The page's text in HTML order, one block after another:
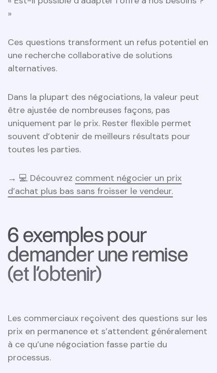
»
Ces questions transforment un refus potentiel en
une recherche collaborative de solutions
alternatives.
Dans la plupart des négociations, la valeur peut
être ajustée de nombreuses façons, pas
uniquement par le prix. Rester flexible permet
souvent d’obtenir de meilleurs résultats pour
toutes les parties.
→ 💻 Découvrez comment négocier un prix
d’achat plus bas sans froisser le vendeur.
6 exemples pour
demander une remise
(et l’obtenir)
Les commerciaux reçoivent des questions sur les
prix en permanence et s’attendent généralement
à ce qu’une négociation fasse partie du
processus.